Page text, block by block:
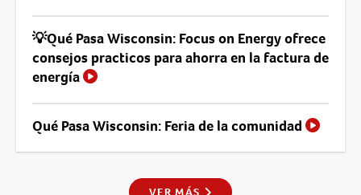
💡Qué Pasa Wisconsin: Focus on Energy ofrece
consejos practicos para ahorra en la factura de
energía
Qué Pasa Wisconsin: Feria de la comunidad
VER MÁS